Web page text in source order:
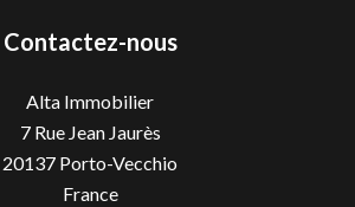
Contactez-nous
Alta Immobilier
7 Rue Jean Jaurès
20137 Porto-Vecchio
France